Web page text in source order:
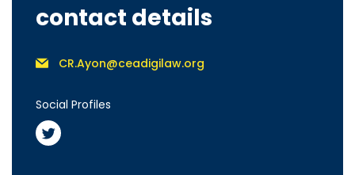
contact details
CR.Ayon@ceadigilaw.org
Social Profiles